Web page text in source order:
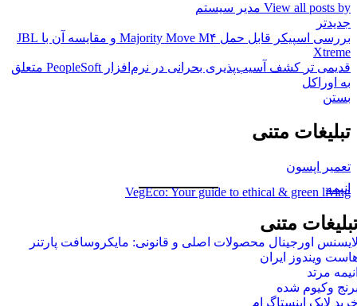
View all posts by مدیر سیستم
جدیدتر
بررسی اسپیکر قابل حمل Majority Move M۴ و مقایسه آن با JBL
Xtreme
قدیمی تر
کشف آسیب‌پذیری بحرانی در نرم‌افزار PeopleSoft متعلق
به اوراکل
بستن
تبلیغات متنی
تعمیر اپسون
VegEco: Your guide to ethical & green living
انیمه
متنی
اورجینال محصولات اصلی و قانونی: مایکروسافت پارتنر
ویندوز ایران
مرتد
وکیوم شده
لایک اینستاگرام